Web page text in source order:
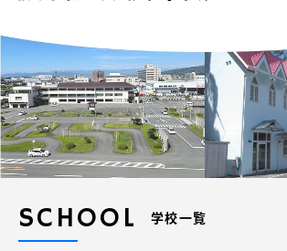
SCHOOL 学校一覧